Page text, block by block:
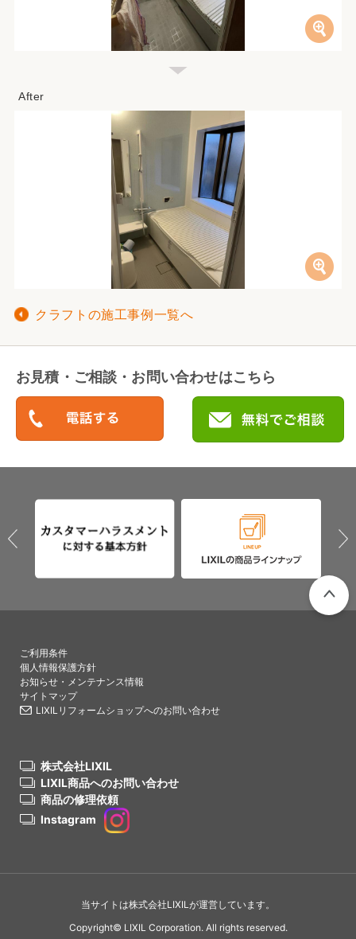
クラフトの施工事例一覧へ
お見積・ご相談・お問い合わせはこちら
ご利用条件
個人情報保護方針
お知らせ・メンテナンス情報
サイトマップ
LIXILリフォームショップへのお問い合わせ
株式会社LIXIL
LIXIL商品へのお問い合わせ
商品の修理依頼
Instagram
当サイトは株式会社LIXILが運営しています。
Copyright© LIXIL Corporation. All rights reserved.